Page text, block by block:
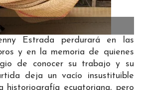
Estrada perdurará en las
y en la memoria de quienes
de conocer su trabajo y su
deja un vacío insustituible
historiografía ecuatoriana, pero